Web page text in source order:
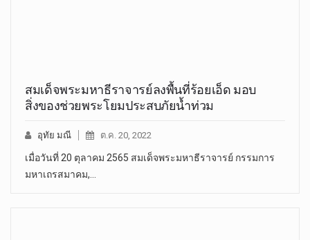
สมเด็จพระมหาธีราจารย์ลงพื้นที่ร้อยเอ็ด มอบ
สิ่งของช่วยพระโยมประสบภัยน้ำท่วม
อุทัย มณี ต.ค. 20, 2022
เมื่อวันที่ 20 ตุลาคม 2565 สมเด็จพระมหาธีราจารย์ กรรมการ
มหาเถรสมาคม,…